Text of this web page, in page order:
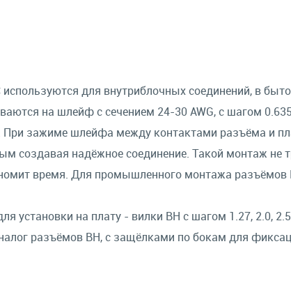
для внутриблочных соединений, в
на шлейф с сечением 24-30 AWG, с шагом
При зажиме шлейфа между контактами разъёма и
создавая надёжное соединение. Такой монтаж не
время. Для промышленного монтажа разъёмов
установки на плату - вилки BH с шагом 1.27, 2.0,
разъёмов BH, с защёлками по бокам для